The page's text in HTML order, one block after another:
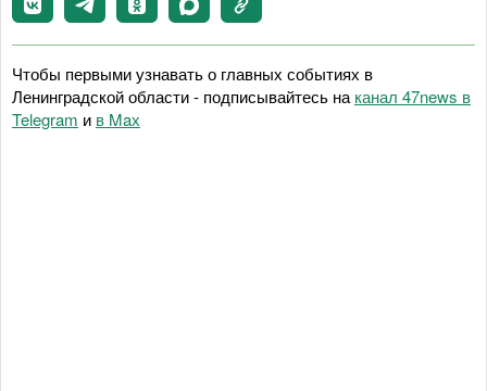
Чтобы первыми узнавать о главных событиях в
Ленинградской области - подписывайтесь на канал 47news в
Telegram и в Maх